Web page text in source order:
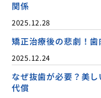
関係
2025.12.28
矯正治療後の悲劇！
2025.12.24
なぜ抜歯が必要？美
代償